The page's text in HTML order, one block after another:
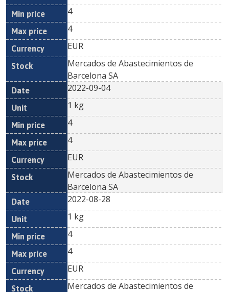
4
4
EUR
Mercados de Abastecimientos de
Barcelona SA
2022-09-04
1 kg
4
4
EUR
Mercados de Abastecimientos de
Barcelona SA
2022-08-28
1 kg
4
4
EUR
Mercados de Abastecimientos de